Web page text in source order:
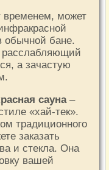
временем, может
обычной бане.
расслабляющий
а зачастую
сауна–
«хай-тек».
традиционного
заказать
и стекла. Она
вашей